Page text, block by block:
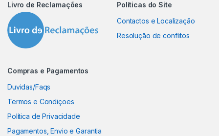
Livro de Reclamações
Políticas do Site
Contactos e Localização
Resolução de conflitos
Compras e Pagamentos
Duvidas/Faqs
Termos e Condiçoes
Política de Privacidade
Pagamentos, Envio e Garantia